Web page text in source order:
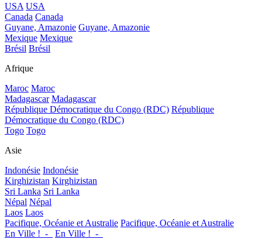
USA USA
Canada Canada
Guyane, Amazonie Guyane, Amazonie
Mexique Mexique
Brésil Brésil
Afrique
Maroc Maroc
Madagascar Madagascar
République Démocratique du Congo (RDC) République
Démocratique du Congo (RDC)
Togo Togo
Asie
Indonésie Indonésie
Kirghizistan Kirghizistan
Sri Lanka Sri Lanka
Népal Népal
Laos Laos
Pacifique, Océanie et Australie Pacifique, Océanie et Australie
En Ville !_-_
En Ville !_-_